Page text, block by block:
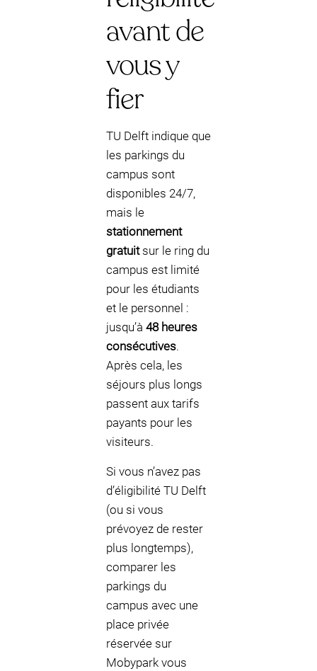
avant de
vous y
fier
TU Delft indique que
les parkings du
campus sont
disponibles 24/7,
mais le
stationnement
gratuitsur le ring du
campus est limité
pour les étudiants
et le personnel :
jusqu’à 48 heures
consécutives.
Après cela, les
séjours plus longs
passent aux tarifs
payants pour les
visiteurs.
Si vous n’avez pas
d’éligibilité TU Delft
(ou si vous
prévoyez de rester
plus longtemps),
comparer les
parkings du
campus avec une
place privée
réservée sur
Mobypark vous